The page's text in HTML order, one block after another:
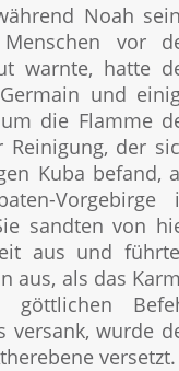
Noah
vor
warnte, hatte
und
die Flamme
der
Kuba befand,
Vorgebirge
sandten von
aus und
aus, als das
versank, wurde
versetzt.